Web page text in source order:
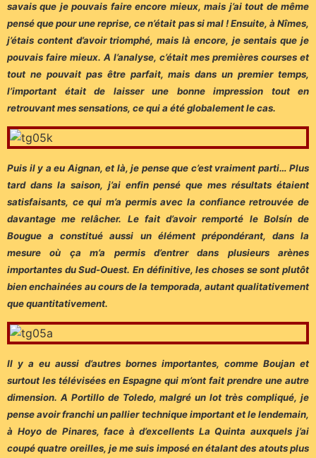
savais que je pouvais faire encore mieux, mais j’ai tout de même
pensé que pour une reprise, ce n’était pas si mal ! Ensuite, à Nîmes,
j’étais content d’avoir triomphé, mais là encore, je sentais que je
pouvais faire mieux. A l’analyse, c’était mes premières courses et
tout ne pouvait pas être parfait, mais dans un premier temps,
l’important était de laisser une bonne impression tout en
retrouvant mes sensations, ce qui a été globalement le cas.
Puis il y a eu Aignan, et là, je pense que c’est vraiment parti… Plus
tard dans la saison, j’ai enfin pensé que mes résultats étaient
satisfaisants, ce qui m’a permis avec la confiance retrouvée de
davantage me relâcher. Le fait d’avoir remporté le Bolsín de
Bougue a constitué aussi un élément prépondérant, dans la
mesure où ça m’a permis d’entrer dans plusieurs arènes
importantes du Sud-Ouest. En définitive, les choses se sont plutôt
bien enchainées au cours de la temporada, autant qualitativement
que quantitativement.
Il y a eu aussi d’autres bornes importantes, comme Boujan et
surtout les télévisées en Espagne qui m’ont fait prendre une autre
dimension. A Portillo de Toledo, malgré un lot très compliqué, je
pense avoir franchi un pallier technique important et le lendemain,
à Hoyo de Pinares, face à d’excellents La Quinta auxquels j’ai
coupé quatre oreilles, je me suis imposé en étalant des atouts plus